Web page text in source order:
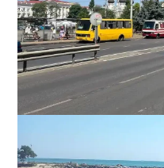
движения: что важно